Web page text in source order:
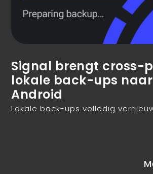
Signal brengt cross-
lokale back-ups
Android
Lokale back-ups volledig